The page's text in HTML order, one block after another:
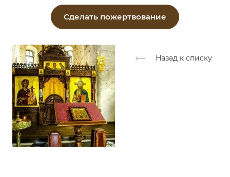
Сделать пожертвование
Назад к списку